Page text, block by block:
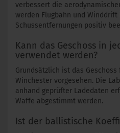
verbessert die
werden Flugbahn und
Schussentfernungen positiv
Kann das Geschoss in
verwendet werden?
Grundsätzlich ist das
Winchester vorgesehen. Die
anhand geprüfter Ladedaten
Waffe abgestimmt werden.
Ist der ballistische